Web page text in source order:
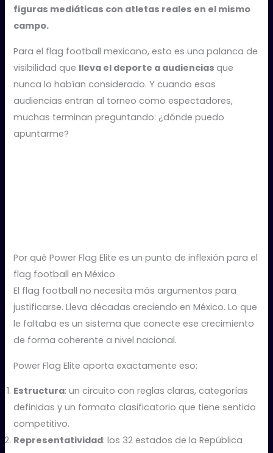
figuras mediáticas con atletas reales en el mismo
campo.
Para el flag football mexicano, esto es una palanca de
visibilidad que lleva el deporte a audienciasque
nunca lo habían considerado. Y cuando esas
audiencias entran al torneo como espectadores,
muchas terminan preguntando: ¿dónde puedo
apuntarme?
Por qué Power Flag Elite es un punto de inflexión para el
flag football en México
El flag football no necesita más argumentos para
justificarse. Lleva décadas creciendo en México. Lo que
le faltaba es un sistema que conecte ese crecimiento
de forma coherente a nivel nacional.
Power Flag Elite aporta exactamente eso:
Estructura: un circuito con reglas claras, categorías
definidas y un formato clasificatorio que tiene sentido
competitivo.
Representatividad: los 32 estados de la República